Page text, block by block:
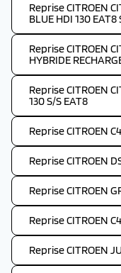
Reprise CITROEN
BLUE HDI 130 EAT8
Reprise CITROEN
HYBRIDE
Reprise CITROEN
130 S/S EAT8
Reprise CITROEN
Reprise CITROEN
Reprise CITROEN
Reprise CITROEN
Reprise CITROEN